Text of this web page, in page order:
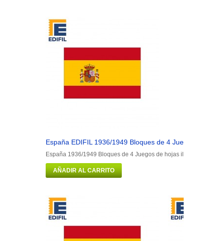
España EDIFIL 1936/1949 Bloques de 4 Juegos de
España 1936/1949 Bloques de 4 Juegos de hojas ilustrado.
AÑADIR AL CARRITO